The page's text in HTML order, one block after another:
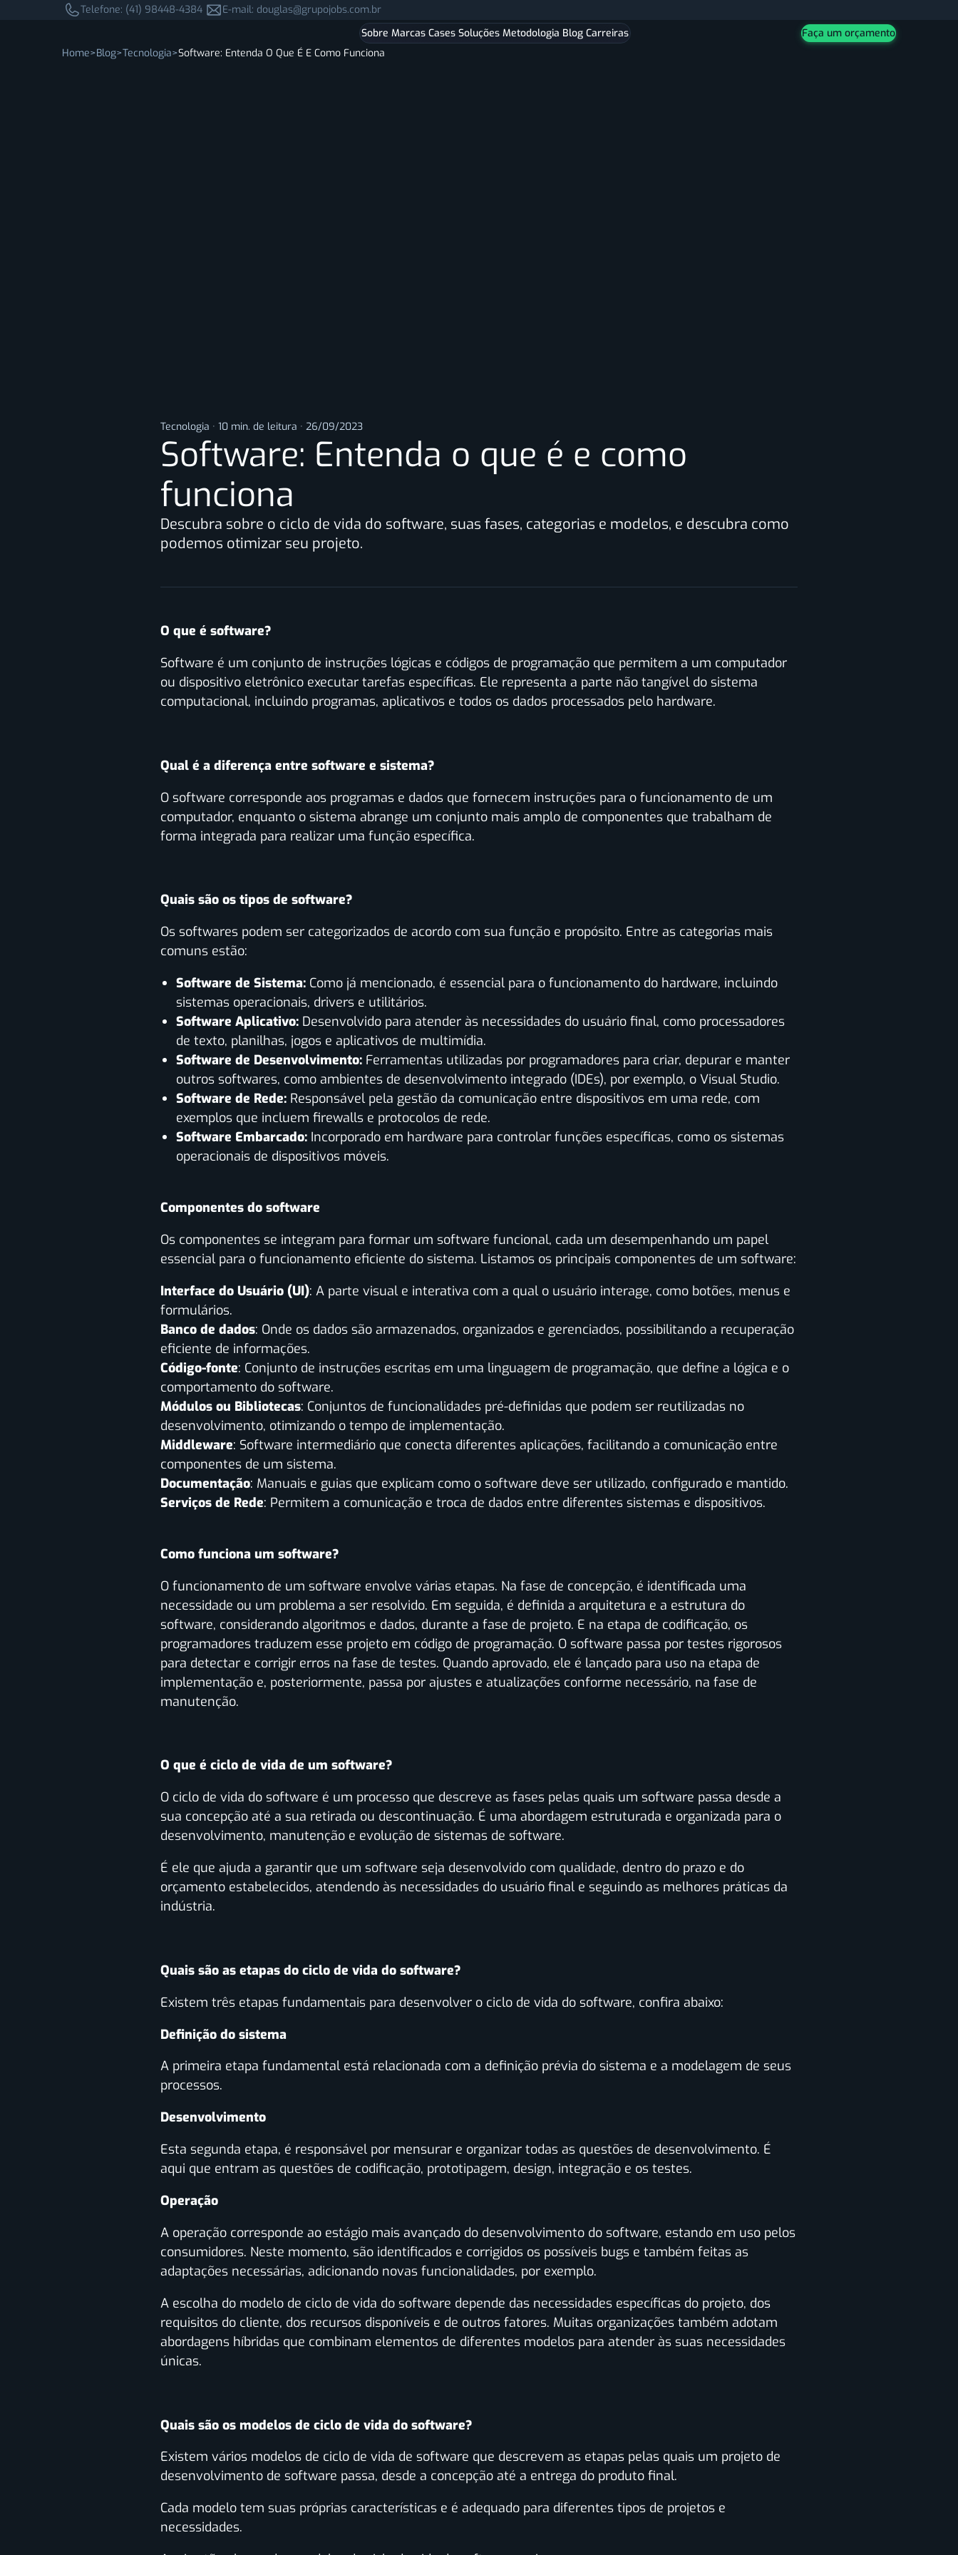
Telefone: (41) 98448-4384
E-mail: douglas@grupojobs.com.br
Sobre Marcas Cases Soluções Metodologia Blog Carreiras
Faça um orçamento
Home Blog Tecnologia Software: Entenda O Que É E Como Funciona
Tecnologia · 10 min. de leitura · 26/09/2023
Software: Entenda o que é e como
funciona
Descubra sobre o ciclo de vida do software, suas fases, categorias e modelos, e descubra como
podemos otimizar seu projeto.
O que é software?
Software é um conjunto de instruções lógicas e códigos de programação que permitem a um computador
ou dispositivo eletrônico executar tarefas específicas. Ele representa a parte não tangível do sistema
computacional, incluindo programas, aplicativos e todos os dados processados pelo hardware.
Qual é a diferença entre software e sistema?
O software corresponde aos programas e dados que fornecem instruções para o funcionamento de um
computador, enquanto o sistema abrange um conjunto mais amplo de componentes que trabalham de
forma integrada para realizar uma função específica.
Quais são os tipos de software?
Os softwares podem ser categorizados de acordo com sua função e propósito. Entre as categorias mais
comuns estão:
Software de Sistema:Como já mencionado, é essencial para o funcionamento do hardware, incluindo
sistemas operacionais, drivers e utilitários.
Software Aplicativo:Desenvolvido para atender às necessidades do usuário final, como processadores
de texto, planilhas, jogos e aplicativos de multimídia.
Software de Desenvolvimento:Ferramentas utilizadas por programadores para criar, depurar e manter
outros softwares, como ambientes de desenvolvimento integrado (IDEs), por exemplo, o Visual Studio.
Software de Rede: Responsável pela gestão da comunicação entre dispositivos em uma rede, com
exemplos que incluem firewalls e protocolos de rede.
Software Embarcado:Incorporado em hardware para controlar funções específicas, como os sistemas
operacionais de dispositivos móveis.
Componentes do software
Os componentes se integram para formar um software funcional, cada um desempenhando um papel
essencial para o funcionamento eficiente do sistema. Listamos os principais componentes de um software:
Interface do Usuário (UI): A parte visual e interativa com a qual o usuário interage, como botões, menus e
formulários.
Banco de dados: Onde os dados são armazenados, organizados e gerenciados, possibilitando a recuperação
eficiente de informações.
Código-fonte: Conjunto de instruções escritas em uma linguagem de programação, que define a lógica e o
comportamento do software.
Módulos ou Bibliotecas: Conjuntos de funcionalidades pré-definidas que podem ser reutilizadas no
desenvolvimento, otimizando o tempo de implementação.
Middleware: Software intermediário que conecta diferentes aplicações, facilitando a comunicação entre
componentes de um sistema.
Documentação: Manuais e guias que explicam como o software deve ser utilizado, configurado e mantido.
Serviços de Rede: Permitem a comunicação e troca de dados entre diferentes sistemas e dispositivos.
Como funciona um software?
O funcionamento de um software envolve várias etapas. Na fase de concepção, é identificada uma
necessidade ou um problema a ser resolvido. Em seguida, é definida a arquitetura e a estrutura do
software, considerando algoritmos e dados, durante a fase de projeto. E na etapa de codificação, os
programadores traduzem esse projeto em código de programação. O software passa por testes rigorosos
para detectar e corrigir erros na fase de testes. Quando aprovado, ele é lançado para uso na etapa de
implementação e, posteriormente, passa por ajustes e atualizações conforme necessário, na fase de
manutenção.
O que é ciclo de vida de um software?
O ciclo de vida do software é um processo que descreve as fases pelas quais um software passa desde a
sua concepção até a sua retirada ou descontinuação. É uma abordagem estruturada e organizada para o
desenvolvimento, manutenção e evolução de sistemas de software.
É ele que ajuda a garantir que um software seja desenvolvido com qualidade, dentro do prazo e do
orçamento estabelecidos, atendendo às necessidades do usuário final e seguindo as melhores práticas da
indústria.
Quais são as etapas do ciclo de vida do software?
Existem três etapas fundamentais para desenvolver o ciclo de vida do software, confira abaixo:
Definição do sistema
A primeira etapa fundamental está relacionada com a definição prévia do sistema e a modelagem de seus
processos.
Desenvolvimento
Esta segunda etapa, é responsável por mensurar e organizar todas as questões de desenvolvimento. É
aqui que entram as questões de codificação, prototipagem, design, integração e os testes.
Operação
A operação corresponde ao estágio mais avançado do desenvolvimento do software, estando em uso pelos
consumidores. Neste momento, são identificados e corrigidos os possíveis bugs e também feitas as
adaptações necessárias, adicionando novas funcionalidades, por exemplo.
A escolha do modelo de ciclo de vida do software depende das necessidades específicas do projeto, dos
requisitos do cliente, dos recursos disponíveis e de outros fatores. Muitas organizações também adotam
abordagens híbridas que combinam elementos de diferentes modelos para atender às suas necessidades
únicas.
Quais são os modelos de ciclo de vida do software?
Existem vários modelos de ciclo de vida de software que descrevem as etapas pelas quais um projeto de
desenvolvimento de software passa, desde a concepção até a entrega do produto final.
Cada modelo tem suas próprias características e é adequado para diferentes tipos de projetos e
necessidades.